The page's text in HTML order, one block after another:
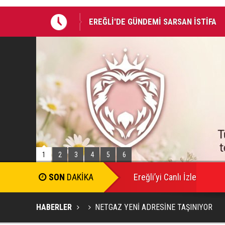
EREĞLİ'DE GÜNDEMİ SARSAN İSTİFA
Takla atan otomobildeki Bedirhan öldü,
1 2 3 4 5 6
SON DAKİKA Ereğli’yi Canlı İzle
HABERLER NETGAZ YENİ ADRESİNE TAŞINIYOR